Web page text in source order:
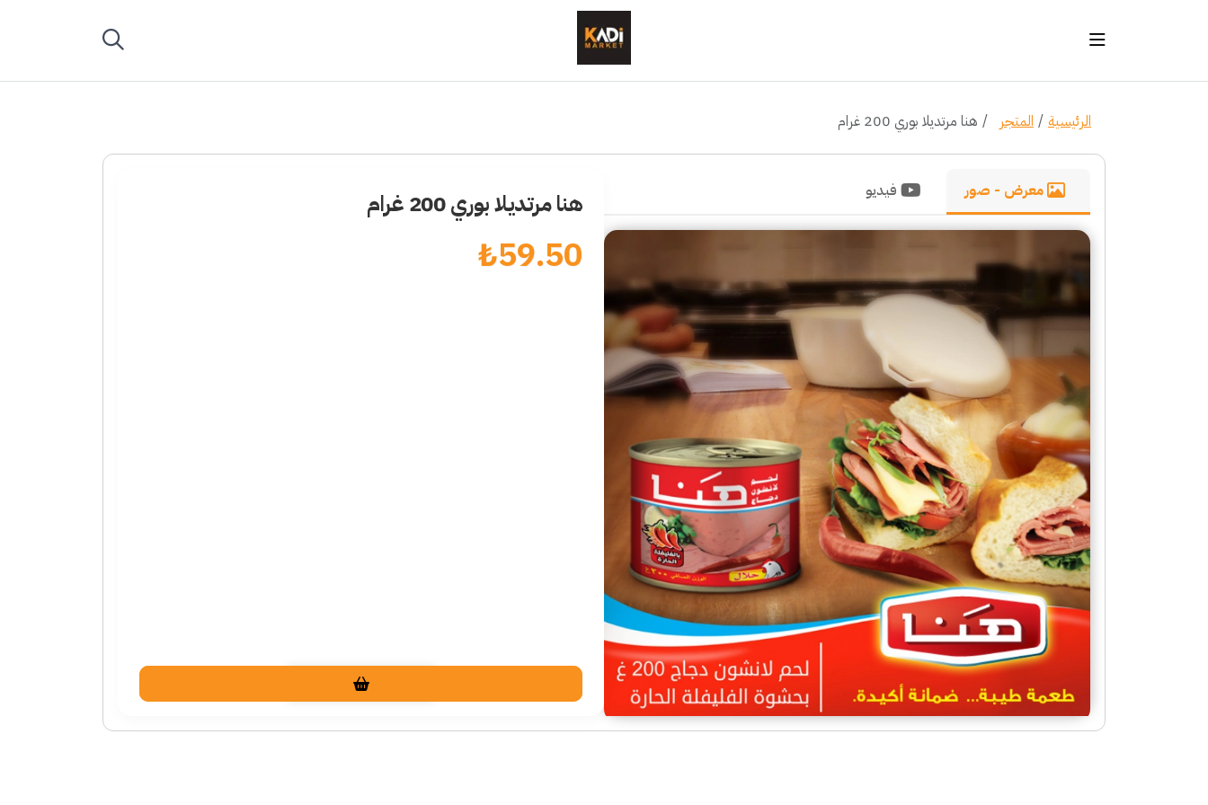
الرئيسية المتجر هنا مرتديلا بوري 200 غرام
معرض - صور فيديو هنا مرتديلا بوري 200 غرام
59.50
₺